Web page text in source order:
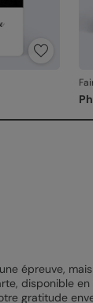
épreuve,
disponible
gratitude